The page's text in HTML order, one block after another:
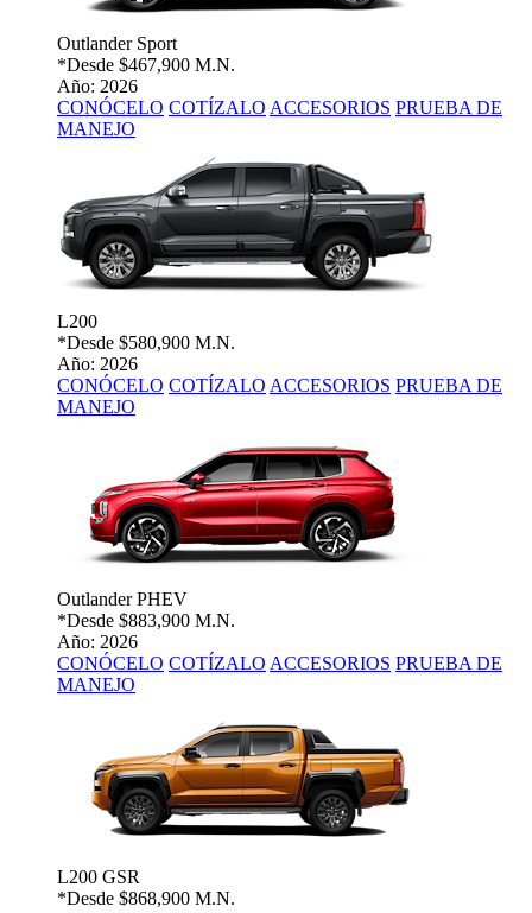
Outlander Sport
*Desde $467,900 M.N.
Año: 2026
CONÓCELO COTÍZALO ACCESORIOS PRUEBA DE
MANEJO
L200
*Desde $580,900 M.N.
Año: 2026
CONÓCELO COTÍZALO ACCESORIOS PRUEBA DE
MANEJO
Outlander PHEV
*Desde $883,900 M.N.
Año: 2026
CONÓCELO COTÍZALO ACCESORIOS PRUEBA DE
MANEJO
L200 GSR
*Desde $868,900 M.N.